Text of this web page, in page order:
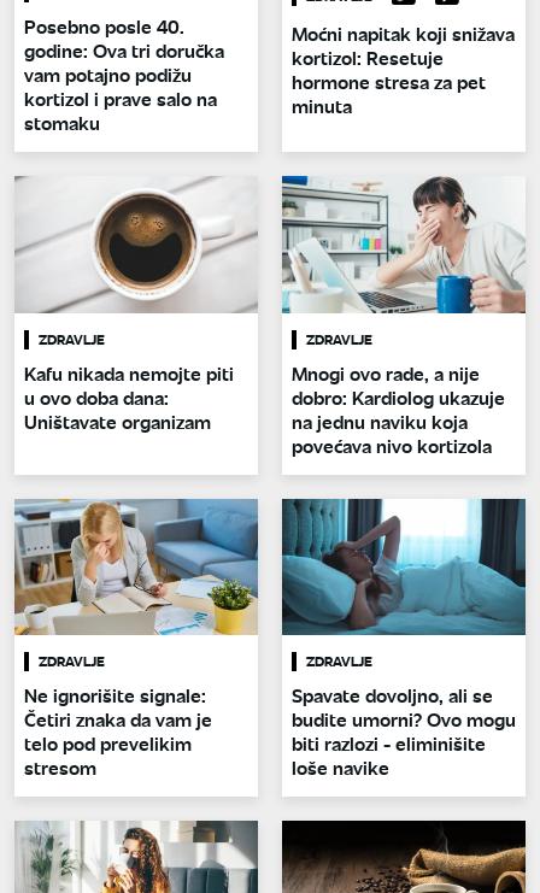
Posebno posle 40.
godine: Ova tri doručka
vam potajno podižu
kortizol i prave salo na
stomaku
Moćni napitak koji snižava
kortizol: Resetuje
hormone stresa za pet
minuta
ZDRAVLJE
Kafu nikada nemojte piti
u ovo doba dana:
Uništavate organizam
ZDRAVLJE
Mnogi ovo rade, a nije
dobro: Kardiolog ukazuje
na jednu naviku koja
povećava nivo kortizola
ZDRAVLJE
Ne ignorišite signale:
Četiri znaka da vam je
telo pod prevelikim
stresom
ZDRAVLJE
Spavate dovoljno, ali se
budite umorni? Ovo mogu
biti razlozi - eliminišite
loše navike